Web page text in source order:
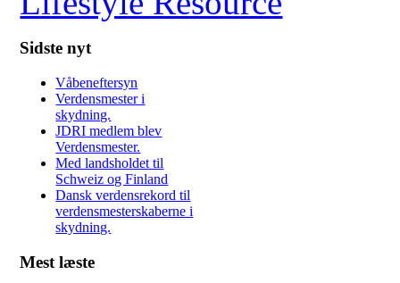
Sidste nyt
Våbeneftersyn
Verdensmester i
skydning.
JDRI medlem blev
Verdensmester.
Med landsholdet til
Schweiz og Finland
Dansk verdensrekord til
verdensmesterskaberne i
skydning.
Mest læste